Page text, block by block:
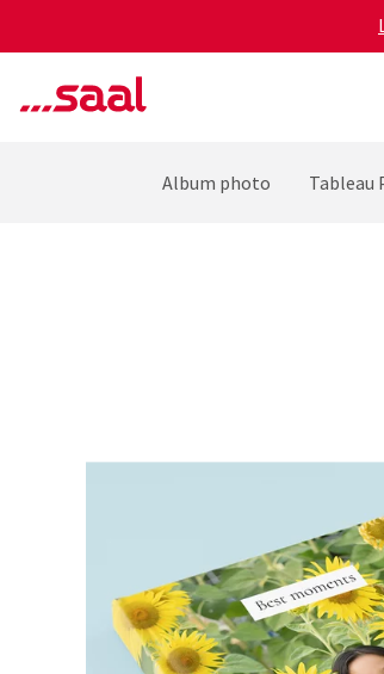
Album photo Tableau